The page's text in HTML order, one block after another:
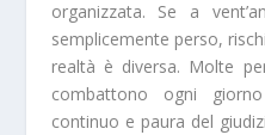
organizzata. Se a
semplicemente perso,
realtà è diversa. Molte
combattono ogni
continuo e paura del